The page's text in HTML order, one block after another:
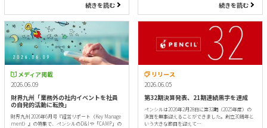
続きを読む 続きを読む
メディア掲載
2026.06.09
財界九州「業務外の社内イベントを社員
の自発的活動に転換」
財界九州 2026年6月号『経営リポート（Key Manage
ment）』の特集で、ペンシルのD&Iや「CAMP」の
リリース
2026.06.05
第32期決算発表、21期連続黒字を達成
ペンシルは2026年2月28日に第32期（2025年度）の
決算を無事迎えることができました。創立30周年と
いう大きな節目を迎えて…